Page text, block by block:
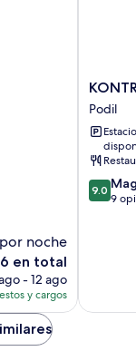
noche
en total
- 12 ago
y cargos
Hotel
Podil
Podil
9.0
de
9.0
9